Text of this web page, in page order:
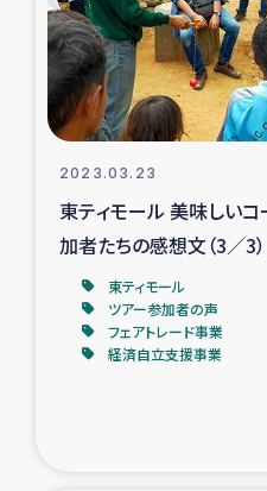
2023.03.23
東ティモール 美味しい
加者たちの感想文（3／3）
東ティモール
ツアー参加者の声
フェアトレード事業
経済自立支援事業